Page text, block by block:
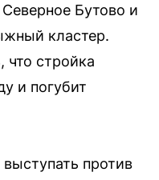
Бутово и
кластер.
что стройка
и погубит
против